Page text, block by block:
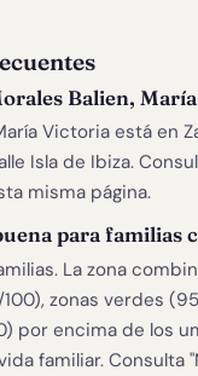
Balien,
Victoria está en
Isla de Ibiza.
misma página.
para familias
La zona
zonas verdes
por encima de los
familiar. Consulta